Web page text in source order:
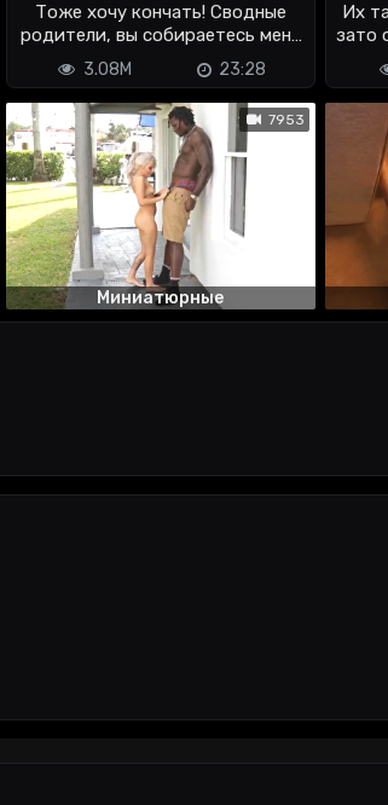
Тоже хочу кончать! Сводные
родители, вы собираетесь меня
ебать?
23:28
3.08M
Их
зато
7953
Миниатюрные